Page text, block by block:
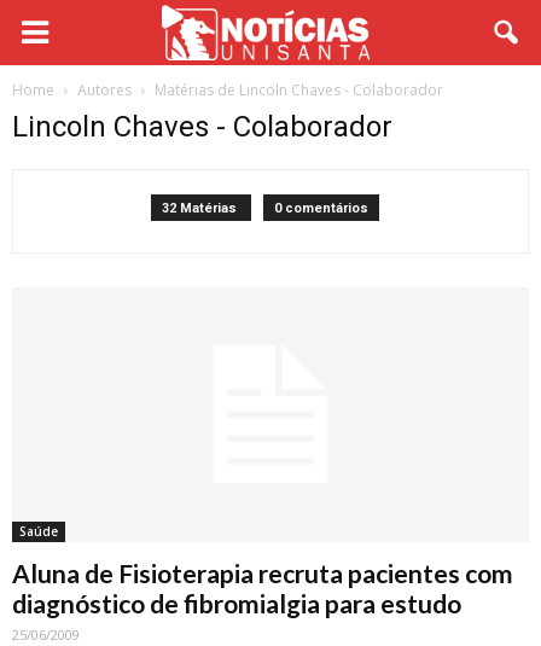
Home Autores Matérias de Lincoln Chaves - Colaborador
Lincoln Chaves - Colaborador
32 Matérias 0 comentários
Saúde
Aluna de Fisioterapia recruta pacientes com
diagnóstico de fibromialgia para estudo
25/06/2009